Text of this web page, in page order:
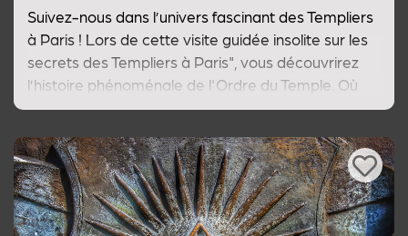
Suivez-nous dans l’univers fascinant des Templiers
à Paris ! Lors de cette visite guidée insolite sur les
secrets des Templiers à Paris", vous découvrirez
l’histoire phénoménale de l'Ordre du Temple. Où
est caché leur trésor ? Les Templiers existent-ils
secrets des Templiers de Paris vous permettra de
mieux déchiffrer l'histoire de cet extraordinaire
ordre militaire !